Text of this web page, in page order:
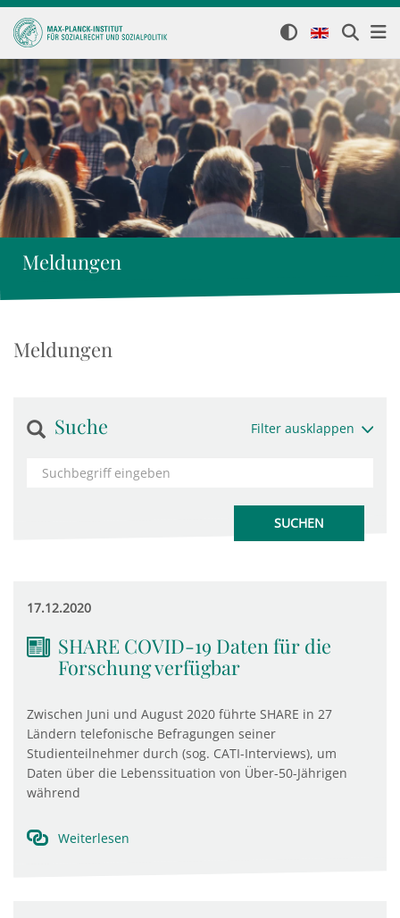
Meldungen
Meldungen
Suche Filter ausklappen
17.12.2020
SHARE COVID-19 Daten für die
Forschung verfügbar
Zwischen Juni und August 2020 führte SHARE in 27
Ländern telefonische Befragungen seiner
Studienteilnehmer durch (sog. CATI-Interviews), um
Daten über die Lebenssituation von Über-50-Jährigen
während
Weiterlesen